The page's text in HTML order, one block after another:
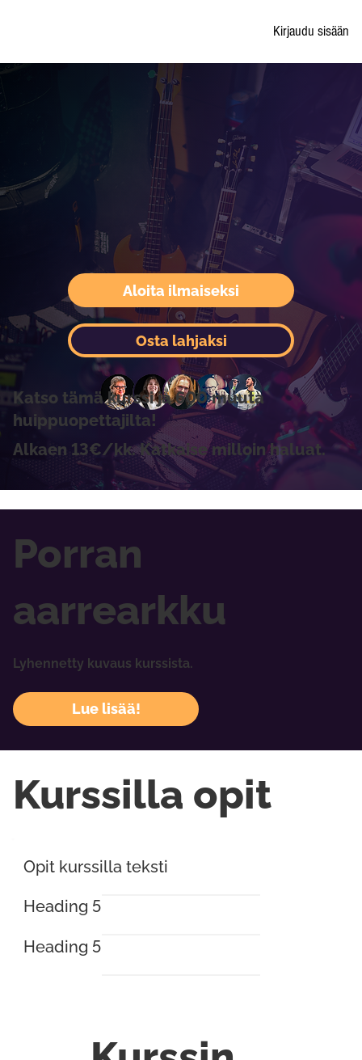
Kirjaudu sisään
Aloita ilmaiseksi
Katso tämä kurssi ja 600 muuta
huippuopettajilta!
Alkaen 13€/kk. Katkaise milloin haluat.
Osta lahjaksi
Porran
aarrearkku
Lyhennetty kuvaus kurssista.
Lue lisää!
Kurssilla opit
Opit kurssilla teksti
Heading 5
Heading 5